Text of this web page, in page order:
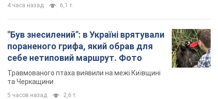
4 часа назад 6,1 т.
"Був знесилений": в Україні врятували
пораненого грифа, який обрав для
себе нетиповий маршрут. Фото
Травмованого птаха виявили на межі Київщині
та Черкащини
5 часов назад 2,6 т.